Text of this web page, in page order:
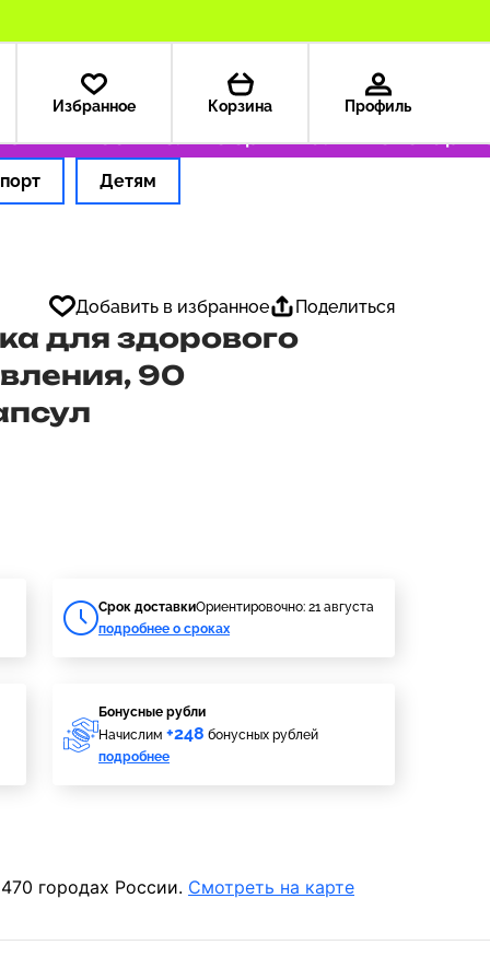
Избранное Корзина Профиль
— 199 ₽ Только оригинальные товары
Детям
Добавить в избранное Поделиться
для здорового
90
Cрок доставкиОриентировочно: 21 августа
подробнее о сроках
Бонусные рубли
Начислим +248 бонусных рублей
подробнее
городах России. Смотреть на карте